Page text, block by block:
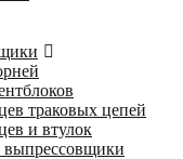
траковых цепей
и втулок